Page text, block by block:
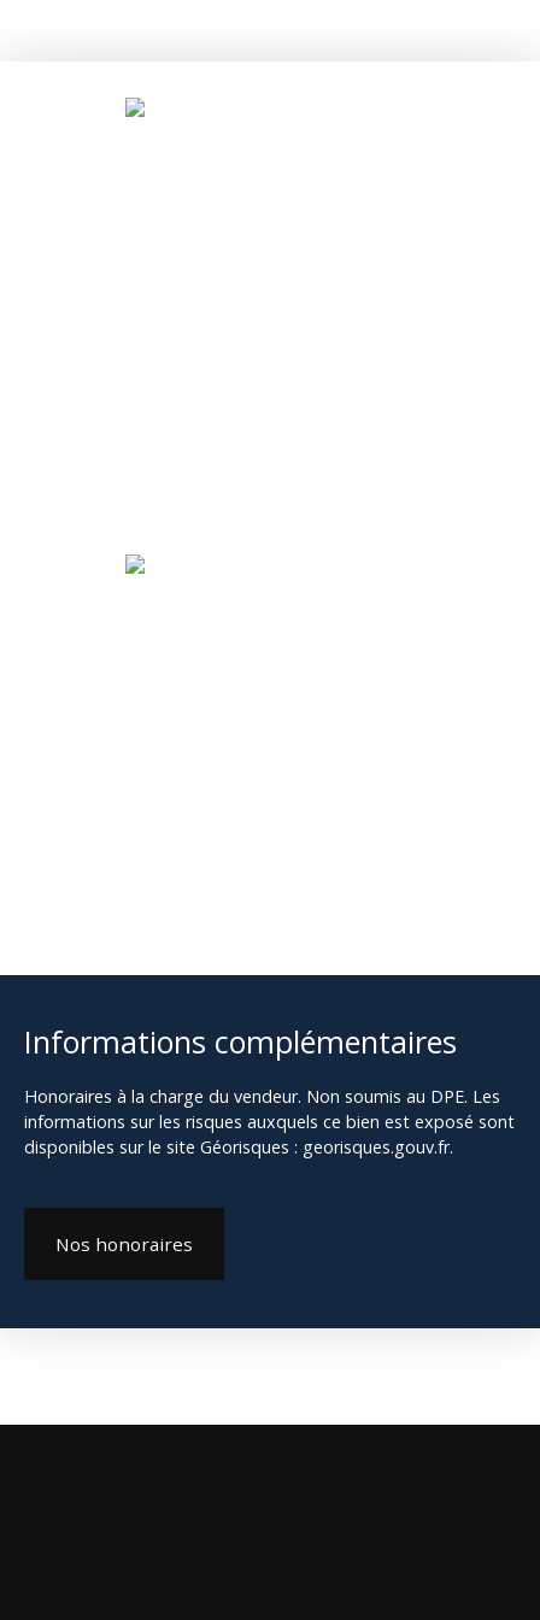
Informations complémentaires
Honoraires à la charge du vendeur. Non soumis au DPE. Les
informations sur les risques auxquels ce bien est exposé sont
disponibles sur le site Géorisques : georisques.gouv.fr.
Nos honoraires